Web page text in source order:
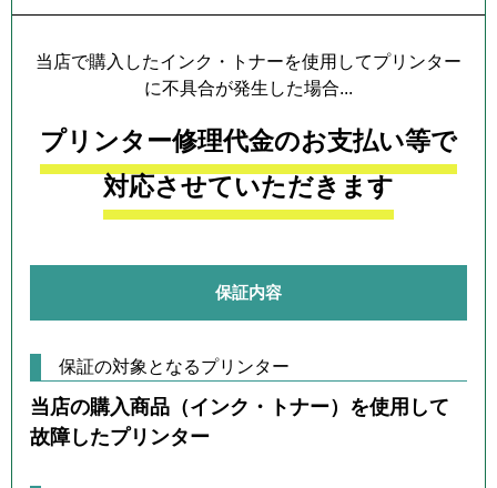
当店で購入したインク・トナーを使用してプリンター
に不具合が発生した場合...
プリンター修理代金のお支払い等で
対応させていただきます
保証内容
保証の対象となるプリンター
当店の購入商品（インク・トナー）を使用して
故障したプリンター